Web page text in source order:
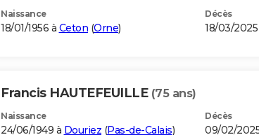
Naissance
18/01/1956 à Ceton (Orne)
Décès
18/03/2025
Francis HAUTEFEUILLE (75 ans)
Naissance
24/06/1949 à Douriez (Pas-de-Calais)
Décès
09/02/